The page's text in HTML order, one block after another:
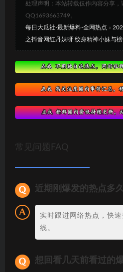
处理声明：本站转载仅作内容分享，
QQ1693663749。
每日大瓜社-最新爆料-全网热点 »
之抖音网红丹妹呀 纹身精神小妹与
常见问题FAQ
近期刚爆发的热点多
实时跟进网络热点，快
线。
想回看几天前看过的